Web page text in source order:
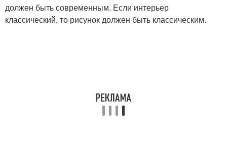
должен быть современным. Если интерьер
классический, то рисунок должен быть классическим.